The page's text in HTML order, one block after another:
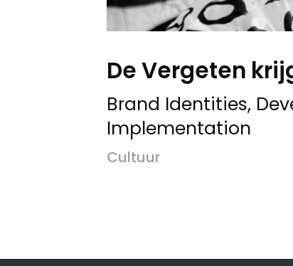
De Vergeten
Brand Identities,
Implementation
Cultuur